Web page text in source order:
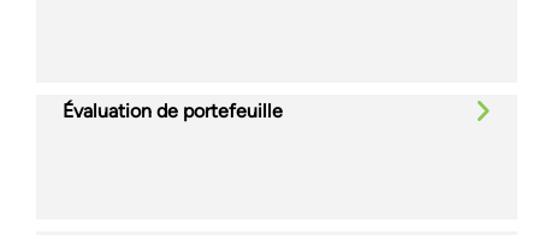
Évaluation de portefeuille